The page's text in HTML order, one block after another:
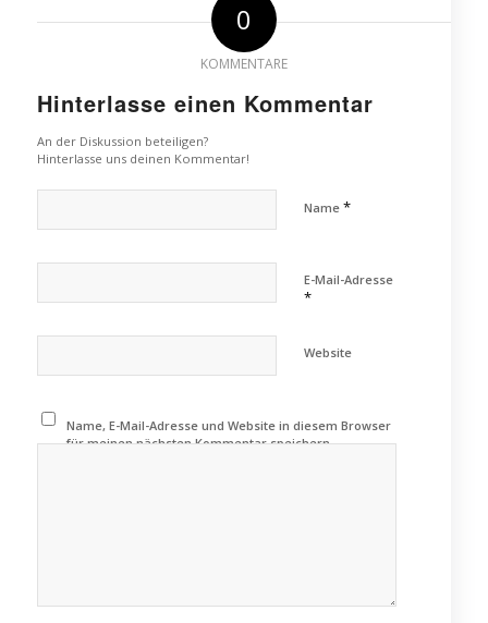
0
KOMMENTARE
Hinterlasse einen Kommentar
An der Diskussion beteiligen?
Hinterlasse uns deinen Kommentar!
Name *
E-Mail-Adresse
*
Website
Name, E-Mail-Adresse und Website in diesem Browser
für meinen nächsten Kommentar speichern.